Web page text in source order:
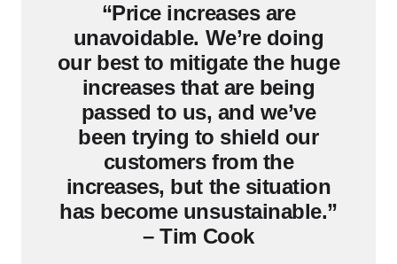
“Price increases are
unavoidable. We’re doing
our best to mitigate the huge
increases that are being
passed to us, and we’ve
been trying to shield our
customers from the
increases, but the situation
has become unsustainable.”
– Tim Cook